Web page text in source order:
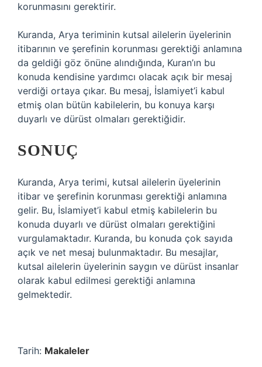
korunmasını gerektirir.
Kuranda, Arya teriminin kutsal ailelerin üyelerinin
itibarının ve şerefinin korunması gerektiği anlamına
da geldiği göz önüne alındığında, Kuran’ın bu
konuda kendisine yardımcı olacak açık bir mesaj
verdiği ortaya çıkar. Bu mesaj, İslamiyet’i kabul
etmiş olan bütün kabilelerin, bu konuya karşı
duyarlı ve dürüst olmaları gerektiğidir.
SONUÇ
Kuranda, Arya terimi, kutsal ailelerin üyelerinin
itibar ve şerefinin korunması gerektiği anlamına
gelir. Bu, İslamiyet’i kabul etmiş kabilelerin bu
konuda duyarlı ve dürüst olmaları gerektiğini
vurgulamaktadır. Kuranda, bu konuda çok sayıda
açık ve net mesaj bulunmaktadır. Bu mesajlar,
kutsal ailelerin üyelerinin saygın ve dürüst insanlar
olarak kabul edilmesi gerektiği anlamına
gelmektedir.
Tarih: Makaleler